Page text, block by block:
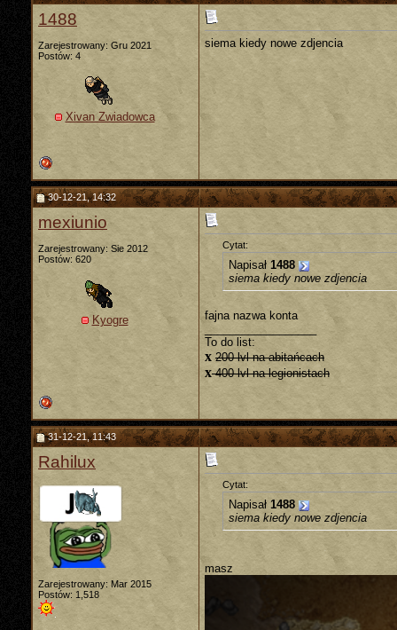
1488
Zarejestrowany: Gru 2021
Postów: 4
Xivan Zwiadowca
siema kiedy nowe zdjencia
30-12-21, 14:32
mexiunio
Zarejestrowany: Sie 2012
Postów: 620
Kyogre
Cytat:
Napisał 1488
siema kiedy nowe zdjencia
fajna nazwa konta
To do list:
x 200 lvl na abitańcach
x400 lvl na legionistach
31-12-21, 11:43
Rahilux
Zarejestrowany: Mar 2015
Postów: 1,518
Cytat:
Napisał 1488
siema kiedy nowe zdjencia
masz